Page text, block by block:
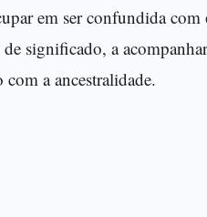
em ser confundida com
significado, a
com a ancestralidade.